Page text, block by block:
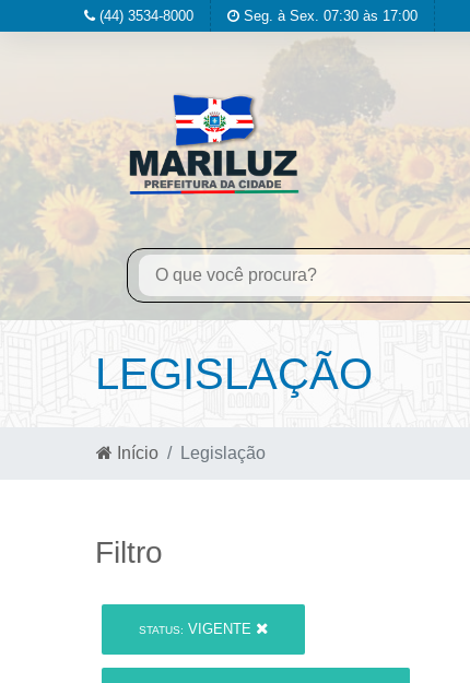
(44) 3534-8000 Seg. à Sex. 07:30 às 17:00
LEGISLAÇÃO
Início Legislação
Filtro
STATUS: VIGENTE